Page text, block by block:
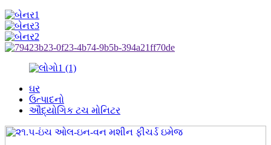
ઘર
ઉત્પાદનો
ઔદ્યોગિક ટચ મોનિટર